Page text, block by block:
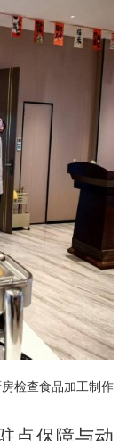
检查食品加工制作
点保障与动